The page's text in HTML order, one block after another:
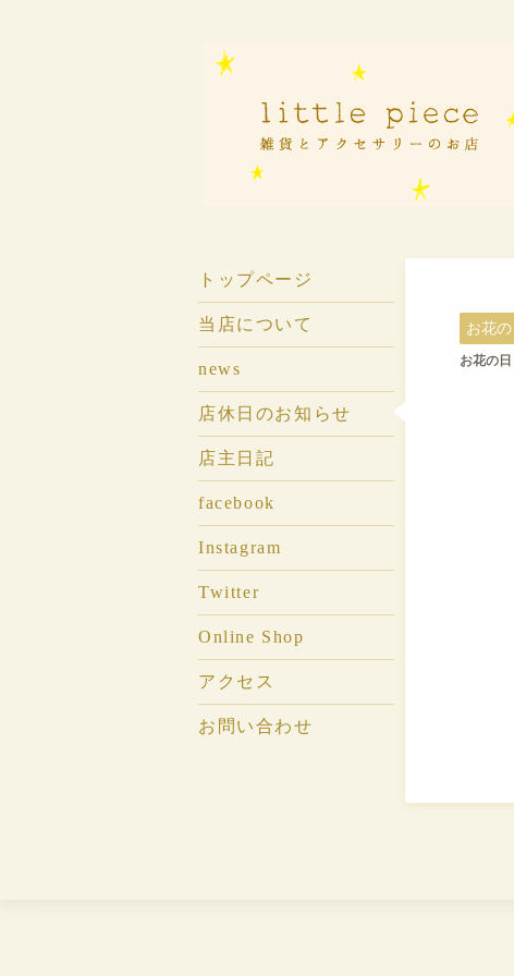
お花の
お花の日
トップページ
当店について
news
店休日のお知らせ
店主日記
facebook
Instagram
Twitter
Online Shop
アクセス
お問い合わせ